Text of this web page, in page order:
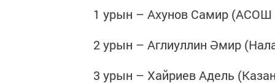
1 урын – Ахунов Самир
2 урын – Аглиуллин Әмир
3 урын – Хайриев Адель